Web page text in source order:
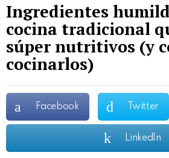
Ingredientes
cocina tradicional
súper nutritivos (y
cocinarlos)
Facebook Twitter
LinkedIn